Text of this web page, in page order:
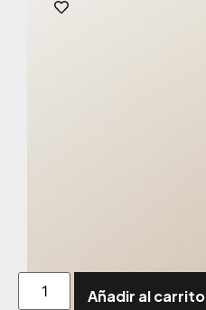
Añadir al carrito